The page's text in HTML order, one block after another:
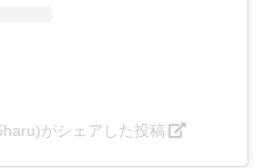
がシェアした投稿